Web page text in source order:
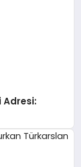
Adresi: